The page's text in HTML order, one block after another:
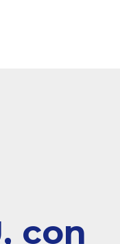
con